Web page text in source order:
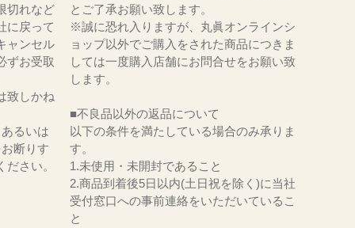
切れなど
に戻って
ャンセル
ずお受取
致しかね
るいは
断りす
さい。
とご了承お願い致します。
※誠に恐れ入りますが、丸眞オンラインシ
ョップ以外でご購入をされた商品につきま
しては一度購入店舗にお問合せをお願い致
します。
■不良品以外の返品について
以下の条件を満たしている場合のみ承りま
す。
1.未使用・未開封であること
2.商品到着後5日以内(土日祝を除く)に当社
受付窓口への事前連絡をいただいているこ
と